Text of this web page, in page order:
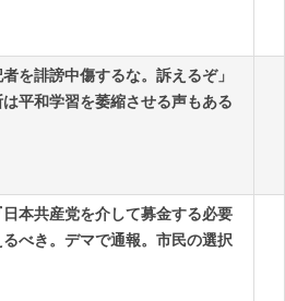
を誹謗中傷するな。訴えるぞ」
平和学習を萎縮させる声もある
本共産党を介して募金する必要
べき。デマで通報。市民の選択